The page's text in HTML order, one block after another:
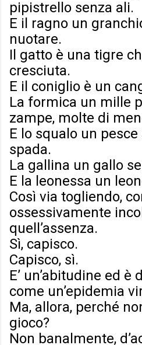
pipistrello senza ali.
E il ragno un
nuotare.
Il gatto è una tigre
cresciuta.
E il coniglio è un
La formica un mille
zampe, molte di
E lo squalo un
spada.
La gallina un gallo
E la leonessa un
Così via togliendo,
ossessivamente
quell’assenza.
Sì, capisco.
Capisco, sì.
E’ un’abitudine ed
come un’epidemia
Ma, allora, perché
gioco?
Non banalmente,